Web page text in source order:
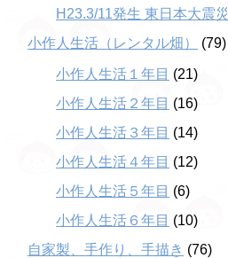
H23.3/11発生 東日本大震災
小作人生活（レンタル畑）
(79)
小作人生活１年目 (21)
小作人生活２年目 (16)
小作人生活３年目 (14)
小作人生活４年目 (12)
小作人生活５年目 (6)
小作人生活６年目 (10)
自家製、手作り、手描き (76)